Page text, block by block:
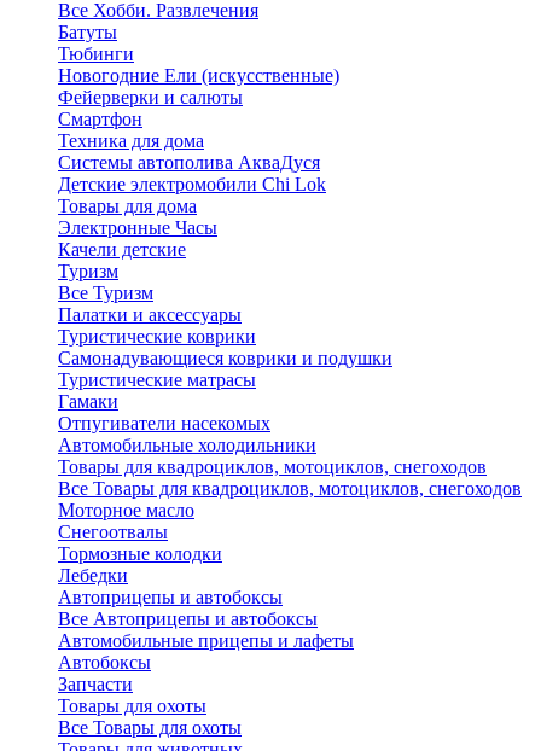
Все Хобби. Развлечения
Батуты
Тюбинги
Новогодние Ели (искусственные)
Фейерверки и салюты
Смартфон
Техника для дома
Системы автополива АкваДуся
Детские электромобили Chi Lok
Товары для дома
Электронные Часы
Качели детские
Туризм
Все Туризм
Палатки и аксессуары
Туристические коврики
Самонадувающиеся коврики и подушки
Туристические матрасы
Гамаки
Отпугиватели насекомых
Автомобильные холодильники
Товары для квадроциклов, мотоциклов, снегоходов
Все Товары для квадроциклов, мотоциклов, снегоходов
Моторное масло
Снегоотвалы
Тормозные колодки
Лебедки
Автоприцепы и автобоксы
Все Автоприцепы и автобоксы
Автомобильные прицепы и лафеты
Автобоксы
Запчасти
Товары для охоты
Все Товары для охоты